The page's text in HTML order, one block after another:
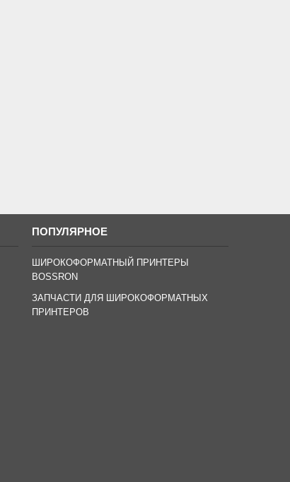
ПОПУЛЯРНОЕ
ШИРОКОФОРМАТНЫЙ ПРИНТЕРЫ
BOSSRON
ЗАПЧАСТИ ДЛЯ ШИРОКОФОРМАТНЫХ
ПРИНТЕРОВ